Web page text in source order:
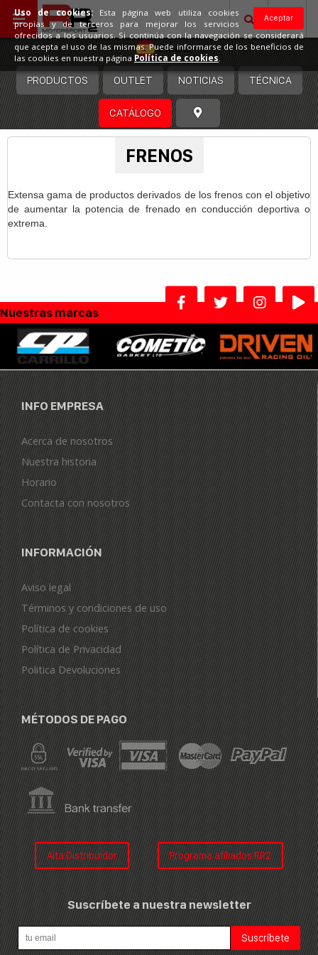
España
PRODUCTOS OUTLET NOTICIAS TÉCNICA
CATÁLOGO
FRENOS
Extensa gama de productos derivados de los frenos con el objetivo
de aumentar la potencia de frenado en conducción deportiva o
extrema.
Nuestras marcas
INFO EMPRESA
Acerca de nosotros
Nuestra historia
Horario
Contacta con nosotros
INFORMACIÓN
Aviso legal
Términos y condiciones de uso
Política de cookies
Política de Privacidad
Politica Devoluciones
MÉTODOS DE PAGO
Alta Distribuidor Programa afiliados RR2
Suscríbete a nuestra newsletter
Aceptar
Uso de cookies:Esta página web utiliza cookies
propias y de terceros para mejorar los servicios
ofrecidos a los usuarios. Si continúa con la navegación se considerará
que acepta el uso de las mismas. Puede informarse de los beneficios de
las cookies en nuestra página Política de cookies.